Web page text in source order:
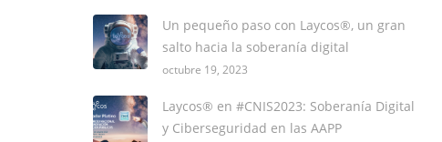
Un pequeño paso con Laycos®, un gran
salto hacia la soberanía digital
octubre 19, 2023
Laycos® en #CNIS2023: Soberanía Digital
y Ciberseguridad en las AAPP